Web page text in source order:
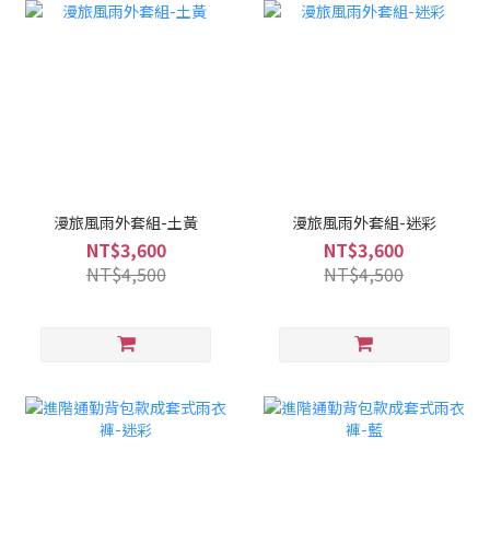
漫旅風雨外套組-土黃
NT$3,600
NT$4,500
漫旅風雨外套組-迷彩
NT$3,600
NT$4,500